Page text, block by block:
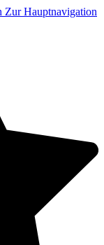
Zur Hauptnavigation